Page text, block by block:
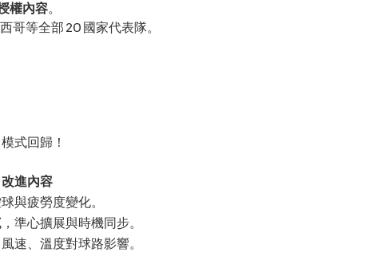
權內容。
哥等全部 20 國家代表隊。
式回歸！
改進內容
與疲勞度變化。
準心擴展與時機同步。
速、溫度對球路影響。